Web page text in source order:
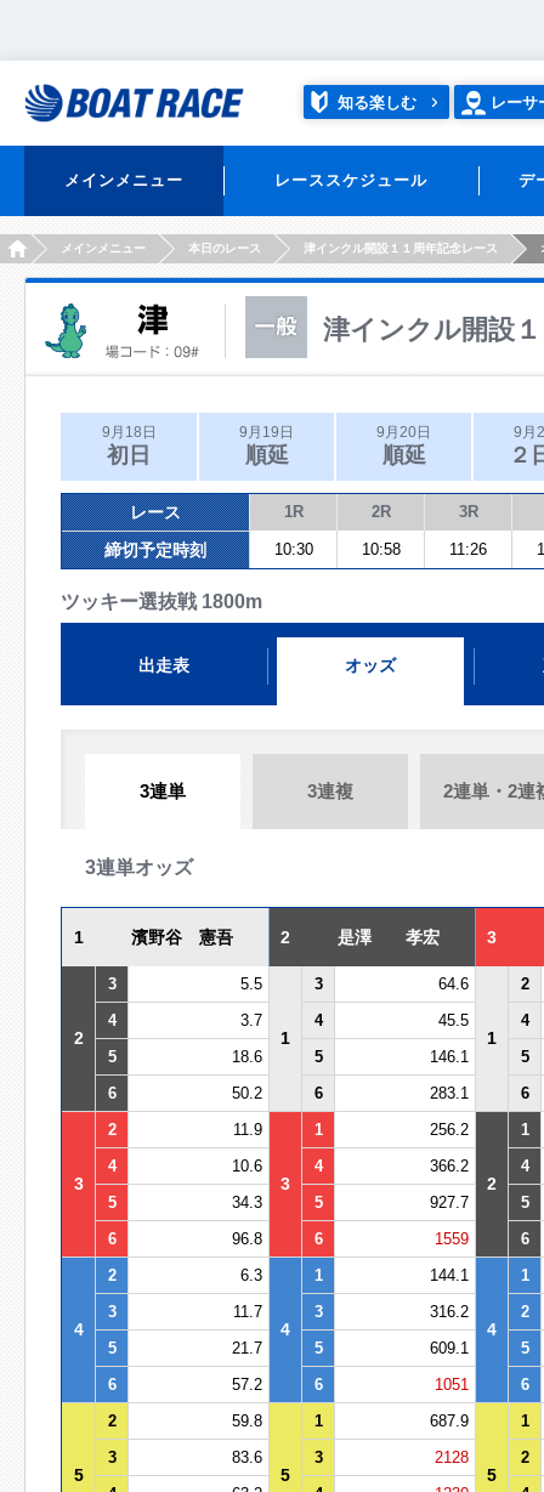
知る楽しむ レーサ
メインメニュー レーススケジュール デ
HOMEメインメニュー 本日のレース 津インクル開設１１周年記念レース
津インクル開設
9月18日
初日
9月19日
順延
9月20日
順延
9月
２
レース 1R 2R 3R
締切予定時刻 10:30 10:58 11:26
ツッキー選抜戦 1800m
出走表 オッズ
3連単 3連複 2連単・2連
3連単オッズ
1 濱野谷 憲吾 2 是澤 孝宏 3
2
3 5.5
1
3 64.6
1
2
4
3.7 4 45.5
4
5
18.6 5 146.1
5
6
50.2 6 283.1 6
3
2 11.9
3
1 256.2
2
1
4
10.6 4 366.2
4
5
34.3 5 927.7
5
6
96.8 6 1559 6
4
2 6.3
4
1 144.1
4
1
3
11.7 3 316.2
2
5
21.7 5 609.1
5
6
57.2 6 1051 6
5
2 59.8
5
1 687.9
5
1
3
83.6 3 2128
2